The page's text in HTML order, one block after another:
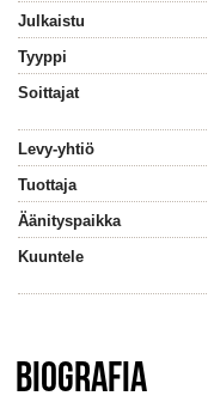
Julkaistu
Tyyppi
Soittajat
Levy-yhtiö
Tuottaja
Äänityspaikka
Kuuntele
BIOGRAFIA